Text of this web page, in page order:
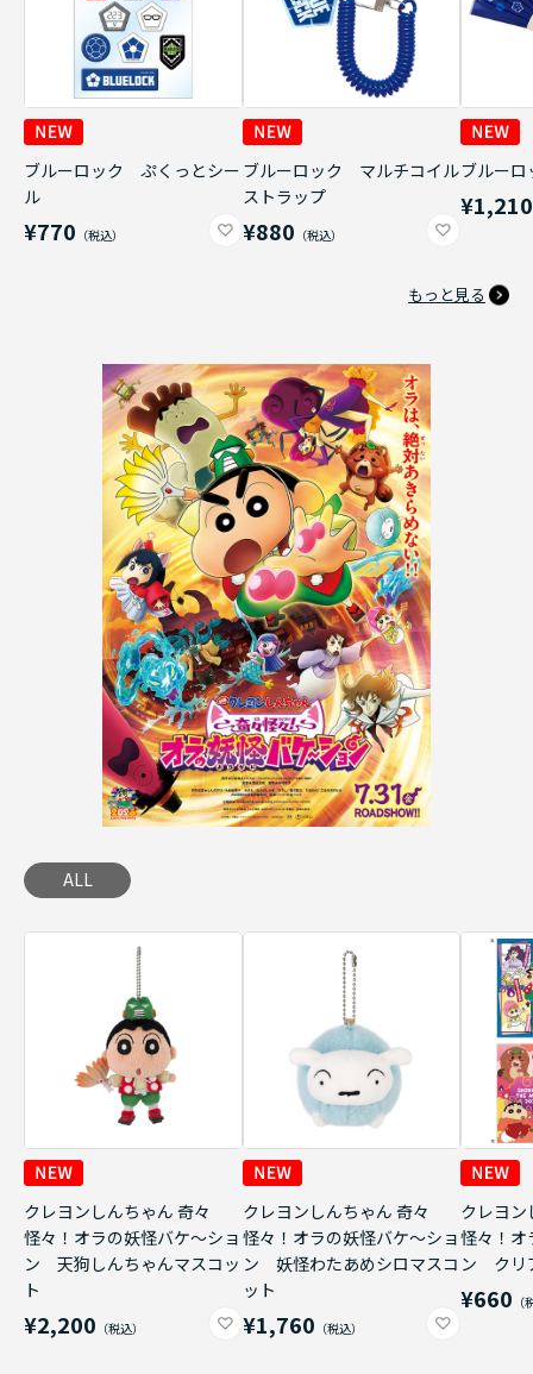
ブルーロック ぷくっとシー
ル
¥770
ブルーロック マルチコイル
ストラップ
¥880
ブルー
¥1,210
もっと見る
ALL
クレヨンしんちゃん 奇々
怪々！オラの妖怪バケ～ショ
ン 天狗しんちゃんマスコッ
ト
¥2,200
クレヨンしんちゃん 奇々
怪々！オラの妖怪バケ～ショ
ン 妖怪わたあめシロマスコ
ット
¥1,760
クレヨン
怪々！オ
ン クリ
¥660